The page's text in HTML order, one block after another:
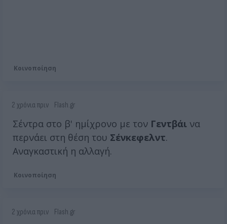
Κοινοποίηση
2 χρόνια πριν Flash.gr
Σέντρα στο β' ημίχρονο με τον Γεντβάι να
περνάει στη θέση του Σένκεφελντ.
Αναγκαστική η αλλαγή.
Κοινοποίηση
2 χρόνια πριν Flash.gr